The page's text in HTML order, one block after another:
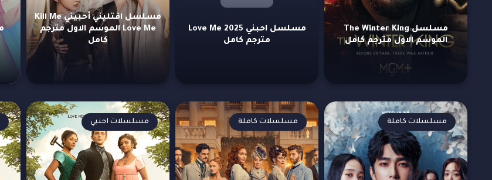
مسلسل The Winter King
الموسم الاول مترجم كامل
مسلسل احبني 2025 Love Me
مترجم كامل
مسلسل اقتليني أحبيني Kill Me
Love Me الموسم الاول مترجم
كامل
مسلسلات كاملة مسلسلات كاملة مسلسلات اجنبي